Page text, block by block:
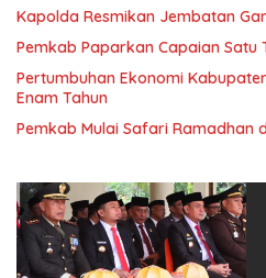
Kapolda Resmikan Jembatan
Pemkab Paparkan Capaian Satu
Pertumbuhan Ekonomi
Enam Tahun
Pemkab Mulai Safari Ramadhan